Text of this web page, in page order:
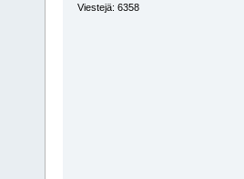
Viestejä: 6358